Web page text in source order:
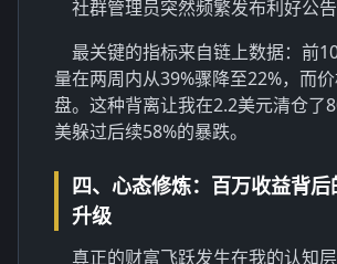
社群管理员突然频繁发布利好公告
最关键的指标来自链上数据：前
量在两周内从39%骤降至22%，而
盘。这种背离让我在2.2美元清仓了
美躲过后续58%的暴跌。
四、心态修炼：百万收益背后
升级
真正的财富飞跃发生在我的认知层